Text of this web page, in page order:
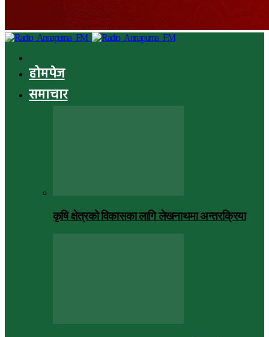
होमपेज
समाचार
कृषि क्षेत्रको विकासका लागि लेखनाथमा अन्तरक्रिया